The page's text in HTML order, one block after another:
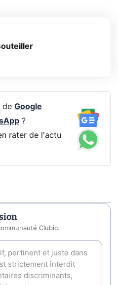
de Google
?
rater de l'actu
Clubic.